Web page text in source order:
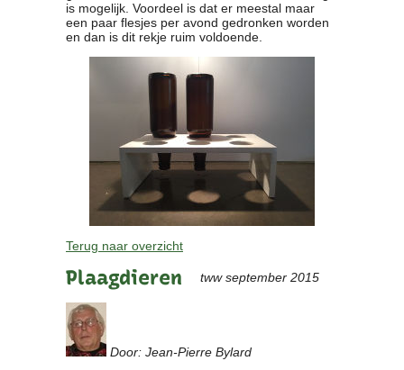
is mogelijk. Voordeel is dat er meestal maar
een paar flesjes per avond gedronken worden
en dan is dit rekje ruim voldoende.
Terug naar overzicht
Plaagdieren tww september 2015
Door: Jean-Pierre Bylard